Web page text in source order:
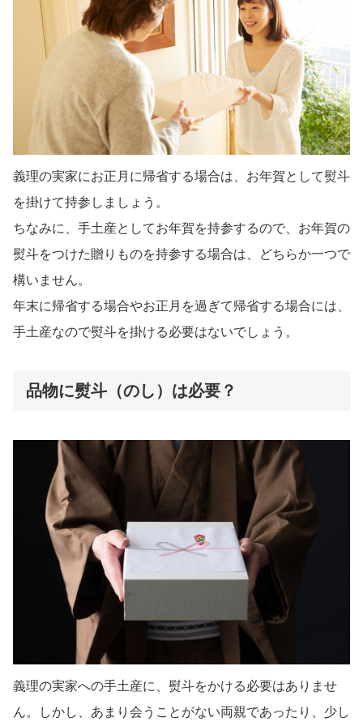
義理の実家にお正月に帰省する場合は、お年賀として熨斗
を掛けて持参しましょう。
ちなみに、手土産としてお年賀を持参するので、お年賀の
熨斗をつけた贈りものを持参する場合は、どちらか一つで
構いません。
年末に帰省する場合やお正月を過ぎて帰省する場合には、
手土産なので熨斗を掛ける必要はないでしょう。
品物に熨斗（のし）は必要？
義理の実家への手土産に、熨斗をかける必要はありませ
ん。しかし、あまり会うことがない両親であったり、少し